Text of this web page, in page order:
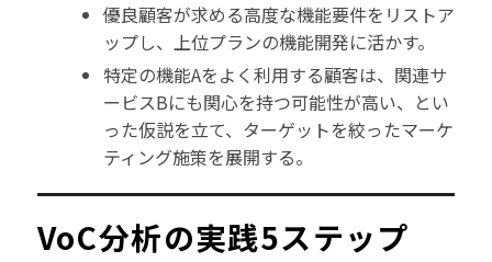
優良顧客が求める高度な機能要件をリストア
ップし、上位プランの機能開発に活かす。
特定の機能Aをよく利用する顧客は、関連サ
ービスBにも関心を持つ可能性が高い、とい
った仮説を立て、ターゲットを絞ったマーケ
ティング施策を展開する。
VoC分析の実践5ステップ